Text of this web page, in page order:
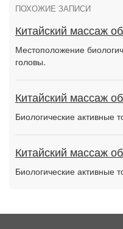
ПОХОЖИЕ ЗАПИСИ
Китайский массаж
Местоположение
головы.
Китайский массаж
Биологические активные
Китайский массаж
Биологические активные